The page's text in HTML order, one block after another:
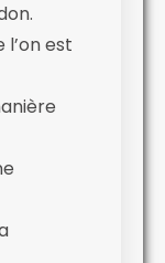
l’on est